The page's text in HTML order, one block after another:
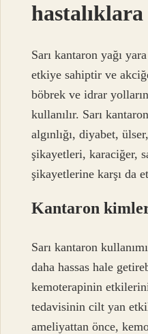
Sarı kantaron yağı
etkiye sahiptir ve
böbrek ve idrar
kullanılır. Sarı
algınlığı, diyabet,
şikayetleri, karaciğer,
şikayetlerine karşı da
Kantaron
Sarı kantaron
daha hassas hale
kemoterapinin
tedavisinin cilt yan
ameliyattan önce,